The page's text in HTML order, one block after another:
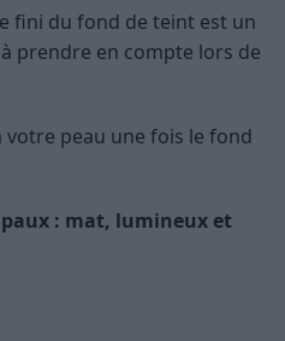
fini du fond de teint est un
prendre en compte lors de
votre peau une fois le fond
: mat, lumineux et